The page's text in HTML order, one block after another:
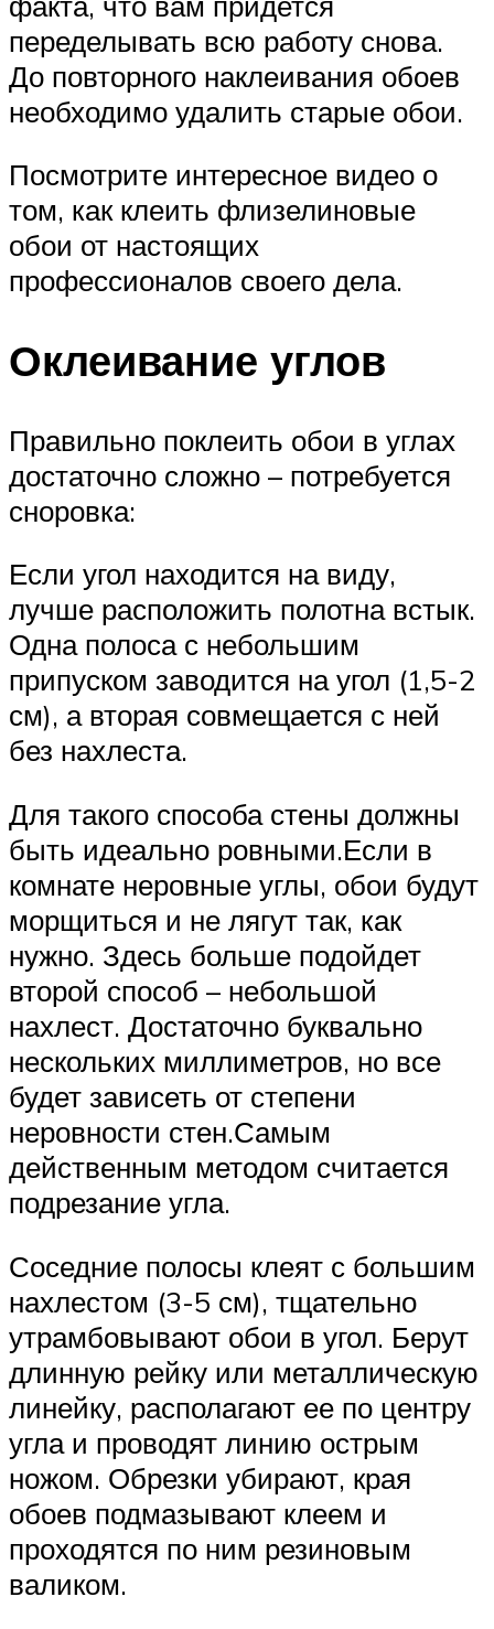
переделывать всю работу снова.
До повторного наклеивания обоев
необходимо удалить старые обои.
Посмотрите интересное видео о
том, как клеить флизелиновые
обои от настоящих
профессионалов своего дела.
Оклеивание углов
Правильно поклеить обои в углах
достаточно сложно – потребуется
сноровка:
Если угол находится на виду,
лучше расположить полотна встык.
Одна полоса с небольшим
припуском заводится на угол (1,5-2
см), а вторая совмещается с ней
без нахлеста.
Для такого способа стены должны
быть идеально ровными.Если в
комнате неровные углы, обои будут
морщиться и не лягут так, как
нужно. Здесь больше подойдет
второй способ – небольшой
нахлест. Достаточно буквально
нескольких миллиметров, но все
будет зависеть от степени
неровности стен.Самым
действенным методом считается
подрезание угла.
Соседние полосы клеят с большим
нахлестом (3-5 см), тщательно
утрамбовывают обои в угол. Берут
длинную рейку или металлическую
линейку, располагают ее по центру
угла и проводят линию острым
ножом. Обрезки убирают, края
обоев подмазывают клеем и
проходятся по ним резиновым
валиком.